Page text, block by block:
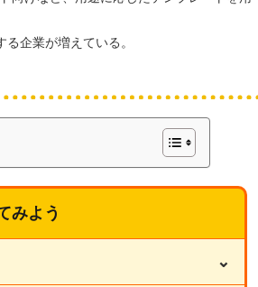
企業が増えている。
みよう
⌄